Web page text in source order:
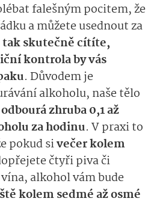
falešným pocitem, že
a můžete usednout za
tak skutečně cítíte,
kontrola by vás
. Důvodem je
alkoholu, naše tělo
zhruba 0,1 až
za hodinu. V praxi to
pokud sivečer kolem
čtyři piva či
alkohol vám bude
kolem sedmé až osmé